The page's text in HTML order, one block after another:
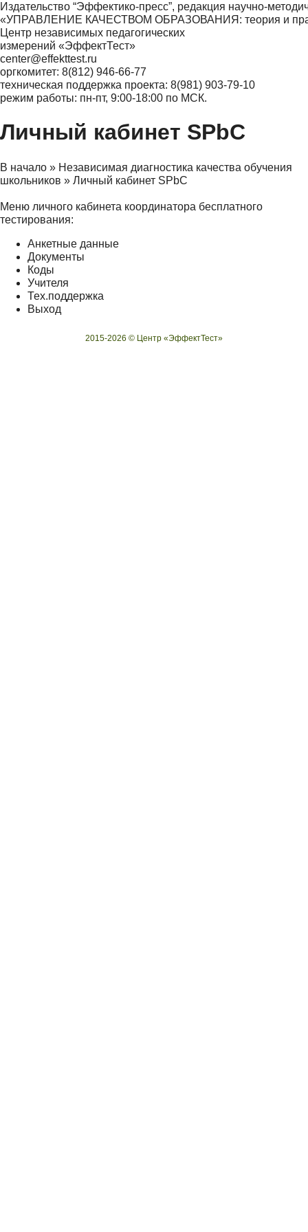
Издательство “Эффектико-пресс”, редакция научно-
«УПРАВЛЕНИЕ КАЧЕСТВОМ ОБРАЗОВАНИЯ: теория и
Центр независимых педагогических
измерений «ЭффектТест»
center@effekttest.ru
оргкомитет: 8(812) 946-66-77
техническая поддержка проекта: 8(981) 903-79-10
режим работы: пн-пт, 9:00-18:00 по МСК.
Личный кабинет SPbC
В начало » Независимая диагностика качества обучения
школьников » Личный кабинет SPbC
Меню личного кабинета координатора бесплатного
тестирования:
Анкетные данные
Документы
Коды
Учителя
Тех.поддержка
Выход
2015-2026 © Центр «ЭффектТест»